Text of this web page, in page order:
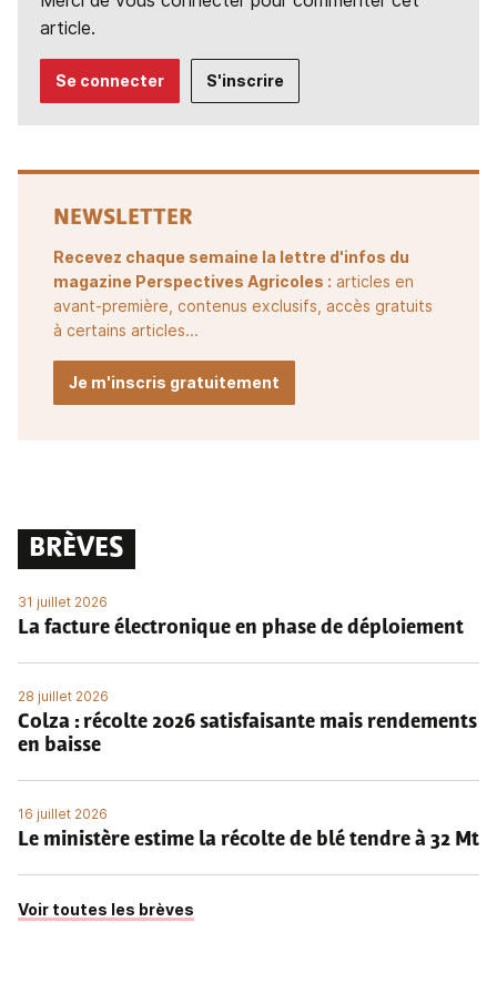
article.
Se connecter S'inscrire
NEWSLETTER
Recevez chaque semaine la lettre d'infos du
magazine Perspectives Agricoles : articles en
avant-première, contenus exclusifs, accès gratuits
à certains articles...
Je m'inscris gratuitement
BRÈVES
31 juillet 2026
La facture électronique en phase de déploiement
28 juillet 2026
Colza : récolte 2026 satisfaisante mais rendements
en baisse
16 juillet 2026
Le ministère estime la récolte de blé tendre à 32 Mt
Voir toutes les brèves